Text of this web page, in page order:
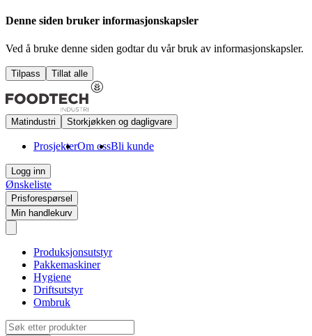
Denne siden bruker informasjonskapsler
Ved å bruke denne siden godtar du vår bruk av informasjonskapsler.
Tilpass Tillat alle
Matindustri Storkjøkken og dagligvare
ProsjekterOm ossBli kunde
Logg inn
Ønskeliste
Prisforespørsel
Min handlekurv
Produksjonsutstyr
Pakkemaskiner
Hygiene
Driftsutstyr
Ombruk